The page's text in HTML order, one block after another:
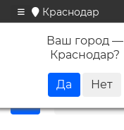
Краснодар
Ваш город —
Краснодар?